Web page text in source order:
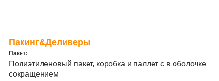
Пакинг&Деливеры
Пакет:
Полиэтиленовый пакет, коробка и паллет с в оболочке
сокращением